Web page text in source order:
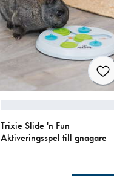
Trixie Slide 'n Fun
Aktiveringsspel till gnagare